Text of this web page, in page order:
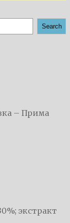
Search
– Прима
экстракт